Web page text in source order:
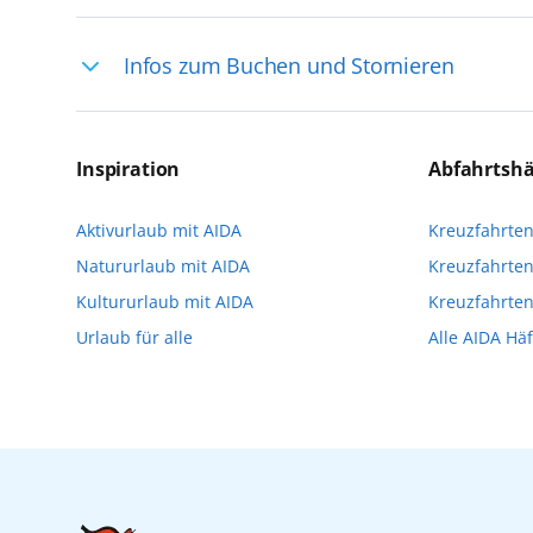
selten, sodass dort englischsprachige
das Reiseerlebnis
Infos zum Buchen und Stornieren
Reservierungsanfrage über aida.de/
Verfügung stehen. Deshalb empfehlen
vorzunehmen.
Inspiration
Aktivurlaub mit AIDA
Natururlaub mit AIDA
Kultururlaub mit AIDA
Urlaub für alle
Alle AIDA